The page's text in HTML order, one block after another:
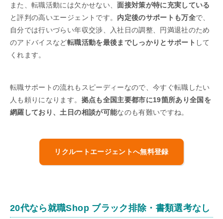
また、転職活動には欠かせない、面接対策が特に充実している
と評判の高いエージェントです。 内定後のサポートも万全で、
自分では行いづらい年収交渉、入社日の調整、円満退社のため
のアドバイスなど転職活動を最後までしっかりとサポート して
くれます。
転職サポートの流れもスピーディーなので、今すぐ転職したい
人も頼りになります。 拠点も全国主要都市に19箇所あり全国を
網羅しており、土日の相談が可能なのも有難いですね。
リクルートエージェントへ無料登録
20代なら就職Shop ブラック排除・書類選考なし